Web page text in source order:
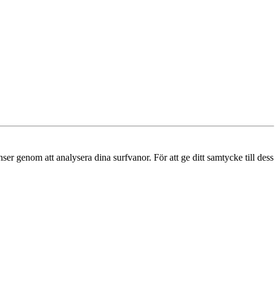
genom att analysera dina surfvanor. För att ge ditt samtycke till dess